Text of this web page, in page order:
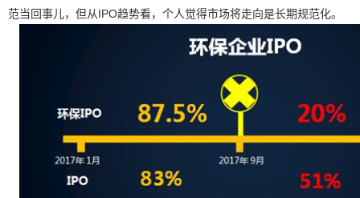
范当回事儿，但从IPO趋势看，个人觉得市场将走向是长期规范化。